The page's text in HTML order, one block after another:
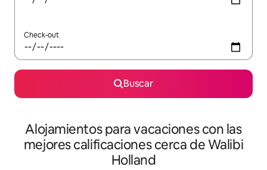
Check-out
Buscar
Alojamientos para vacaciones con las
mejores calificaciones cerca de Walibi
Holland